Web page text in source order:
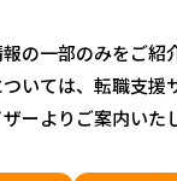
の一部のみをご紹
いては、転職支援
ーよりご案内いた